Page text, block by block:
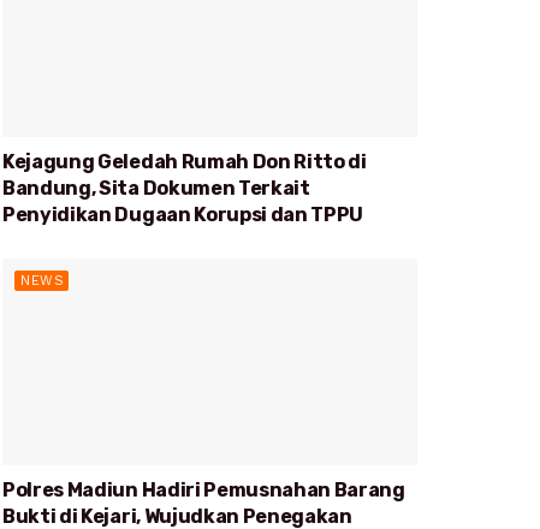
Kejagung Geledah Rumah Don Ritto di
Bandung, Sita Dokumen Terkait
Penyidikan Dugaan Korupsi dan TPPU
NEWS
Polres Madiun Hadiri Pemusnahan Barang
Bukti di Kejari, Wujudkan Penegakan